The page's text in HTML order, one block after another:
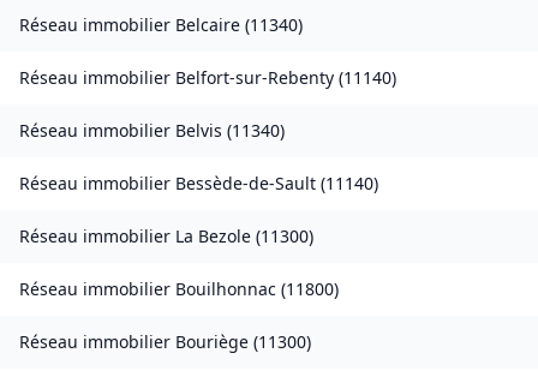
Réseau immobilier Belcaire (11340)
Réseau immobilier Belfort-sur-Rebenty (11140)
Réseau immobilier Belvis (11340)
Réseau immobilier Bessède-de-Sault (11140)
Réseau immobilier La Bezole (11300)
Réseau immobilier Bouilhonnac (11800)
Réseau immobilier Bouriège (11300)